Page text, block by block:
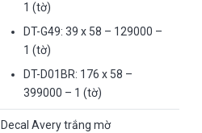
1 (tờ)
DT-G49: 39 x 58 – 129000 –
1 (tờ)
DT-D01BR: 176 x 58 –
399000 – 1 (tờ)
Decal Avery trắng mờ